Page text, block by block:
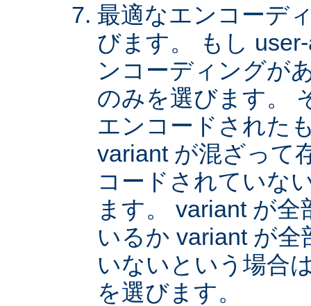
最適なエンコーデ
びます。 もし
ンコーディングが
のみを選びます。
エンコードされた
variant が混ざって
コードされていな
ます。 variant が
いるか variant が
いないという場合
を選びます。